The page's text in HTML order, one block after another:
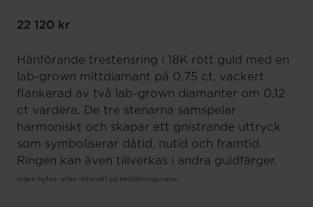
Pris:22 120 kr
22 120 kr
Hänförande trestensring i 18K rött guld med en
lab-grown mittdiamant på 0,75 ct, vackert
flankerad av två lab-grown diamanter om 0,12
ct vardera. De tre stenarna samspelar
harmoniskt och skapar ett gnistrande uttryck
som symboliserar dåtid, nutid och framtid.
Ringen kan även tillverkas i andra guldfärger.
Ingen bytes- eller returrätt på beställningsvaror.